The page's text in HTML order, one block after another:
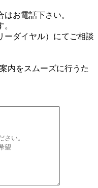
お電話下さい。
ーダイヤル）にてご相談
内をスムーズに行うた